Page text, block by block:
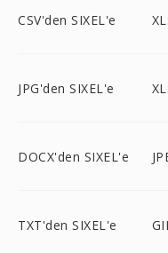
CSV'den SIXEL'e
JPG'den SIXEL'e
DOCX'den SIXEL'e
TXT'den SIXEL'e